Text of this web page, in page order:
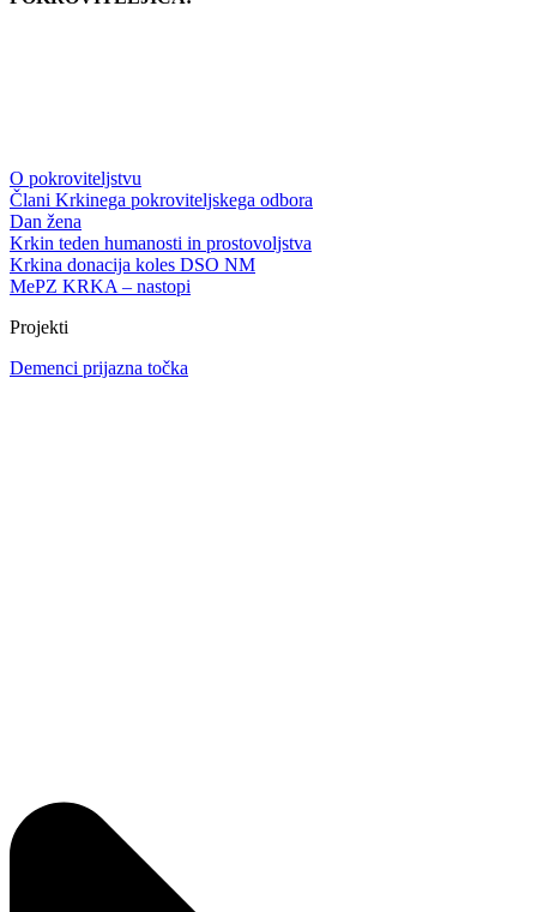
O pokroviteljstvu
Člani Krkinega pokroviteljskega odbora
Dan žena
Krkin teden humanosti in prostovoljstva
Krkina donacija koles DSO NM
MePZ KRKA – nastopi
Projekti
Demenci prijazna točka